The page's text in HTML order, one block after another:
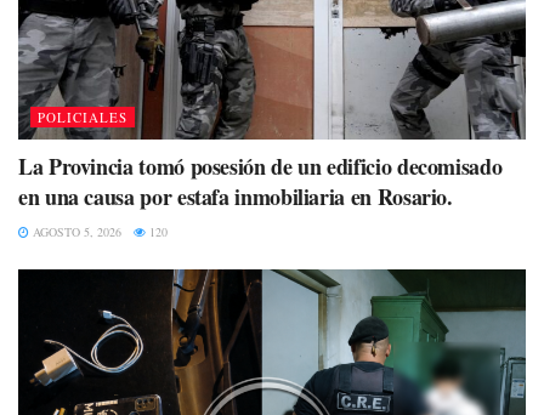
POLICIALES
La Provincia tomó posesión de un edificio decomisado
en una causa por estafa inmobiliaria en Rosario.
AGOSTO 5, 2026 120